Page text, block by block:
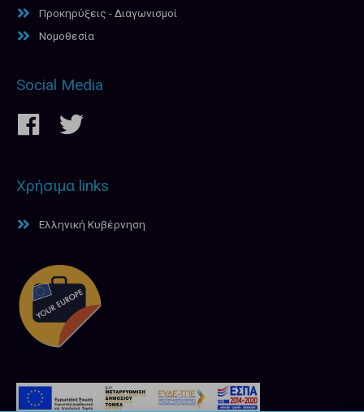
Προκηρύξεις - Διαγωνισμοί
Νομοθεσία
Social Media
Χρήσιμα links
Ελληνική Κυβέρνηση